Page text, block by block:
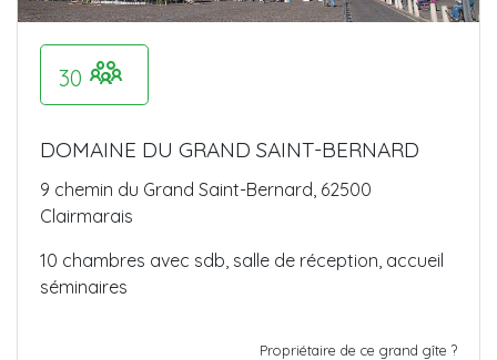
30
DOMAINE DU GRAND SAINT-BERNARD
9 chemin du Grand Saint-Bernard, 62500
Clairmarais
10 chambres avec sdb, salle de réception, accueil
séminaires
Propriétaire de ce grand gîte ?